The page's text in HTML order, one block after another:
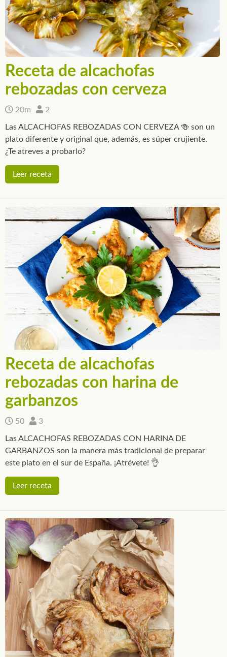
Receta de alcachofas
rebozadas con cerveza
20m 2
Las ALCACHOFAS REBOZADAS CON CERVEZA 🍻 son un
plato diferente y original que, además, es súper crujiente.
¿Te atreves a probarlo?
Leer receta
Receta de alcachofas
rebozadas con harina de
garbanzos
50 3
Las ALCACHOFAS REBOZADAS CON HARINA DE
GARBANZOS son la manera más tradicional de preparar
este plato en el sur de España. ¡Atrévete! 👌
Leer receta